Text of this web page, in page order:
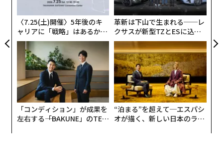
〈7.25(土)開催〉5年後のキ
ャリアに「戦略」はあるか。
トップエグゼクティブのキャ
リアに触れる1日│CAREER S
UMMIT 2026
革新は下山で生まれる──レ
クサスが新型TZとESに込め
た「DISCOVER」の哲学
「コンディション」が成果を
左右する――「BAKUNE」のTEN
“泊まる”を超えて─エスパシ
オが描く、新しい日本のラグ